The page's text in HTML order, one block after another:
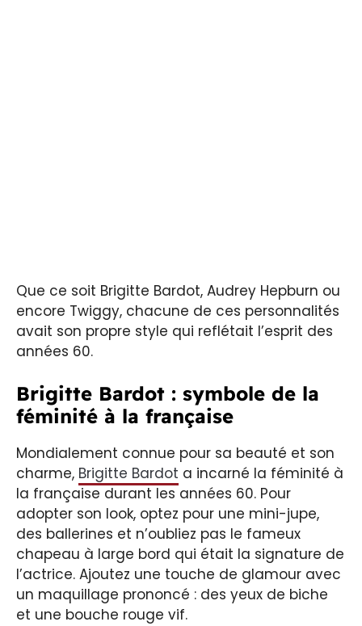
Que ce soit Brigitte Bardot, Audrey Hepburn ou
encore Twiggy, chacune de ces personnalités
avait son propre style qui reflétait l’esprit des
années 60.
Brigitte Bardot : symbole de la
féminité à la française
Mondialement connue pour sa beauté et son
charme, Brigitte Bardot a incarné la féminité à
la française durant les années 60. Pour
adopter son look, optez pour une mini-jupe,
des ballerines et n’oubliez pas le fameux
chapeau à large bord qui était la signature de
l’actrice. Ajoutez une touche de glamour avec
un maquillage prononcé : des yeux de biche
et une bouche rouge vif.